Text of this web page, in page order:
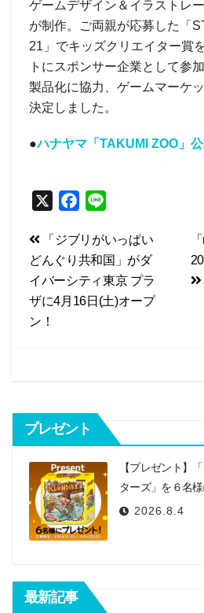
ゲームデザイン＆イラストレ
が制作。ご両親が応募した「
21」でキッズクリエイター賞
トにスポンサー企業として参
製品化に協力、ゲームマーケ
決定しました。
●ハナヤマ「TAKUMI ZOO」
c
e
b
o
n
e
投
稿
ナ
ビ
シ
ョ
ン
「ジブリがいっぱい
どんぐり共和国」がダ
イバーシティ東京 プラ
ザに4月16日(土)オープ
ン！
プレゼント
【プレゼント】
ターズ」を６名
2026.8.4
最新記事